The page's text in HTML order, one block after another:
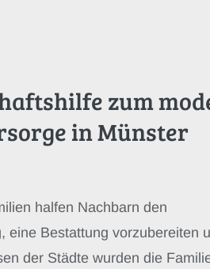
zum
in Münster
halfen Nachbarn den
eine Bestattung vorzubereiten
der Städte wurden die